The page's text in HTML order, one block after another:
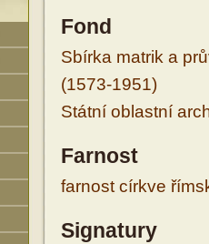
Fond
Sbírka matrik a
(1573-1951)
Státní oblastní
Farnost
farnost církve
Signatury